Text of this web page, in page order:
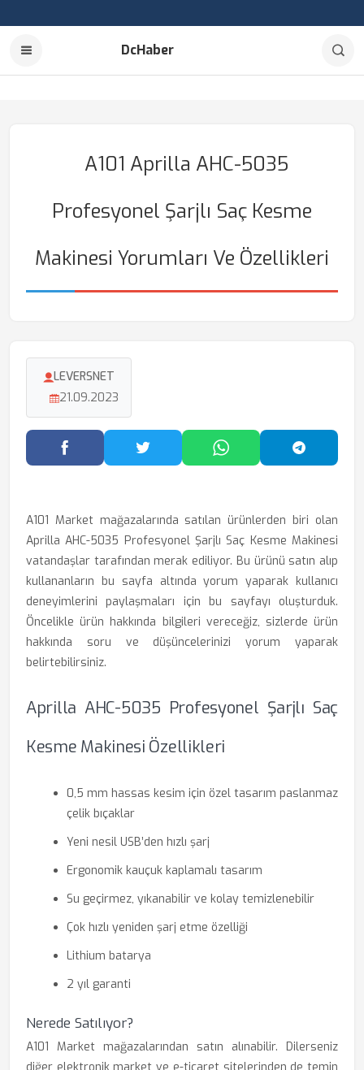
DcHaber
A101 Aprilla AHC-5035
Profesyonel Şarjlı Saç Kesme
Makinesi Yorumları Ve Özellikleri
LEVERSNET
21.09.2023
Facebook'ta PaylaşTwitter'da PaylaşWhatsApp'ta Paylaş
A101 Market mağazalarında satılan ürünlerden biri olan
Aprilla AHC-5035 Profesyonel Şarjlı Saç Kesme Makinesi
vatandaşlar tarafından merak ediliyor. Bu ürünü satın alıp
kullananların bu sayfa altında yorum yaparak kullanıcı
deneyimlerini paylaşmaları için bu sayfayı oluşturduk.
Öncelikle ürün hakkında bilgileri vereceğiz, sizlerde ürün
hakkında soru ve düşüncelerinizi yorum yaparak
belirtebilirsiniz.
Aprilla AHC-5035 Profesyonel Şarjlı Saç
Kesme Makinesi Özellikleri
0,5 mm hassas kesim için özel tasarım paslanmaz
çelik bıçaklar
Yeni nesil USB’den hızlı şarj
Ergonomik kauçuk kaplamalı tasarım
Su geçirmez, yıkanabilir ve kolay temizlenebilir
Çok hızlı yeniden şarj etme özelliği
Lithium batarya
2 yıl garanti
Nerede Satılıyor?
A101 Market mağazalarından satın alınabilir. Dilerseniz